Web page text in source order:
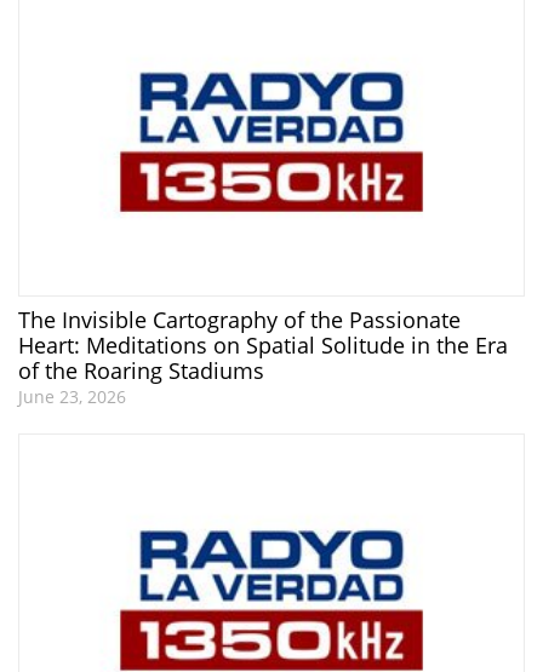
The Invisible Cartography of the Passionate
Heart: Meditations on Spatial Solitude in the Era
of the Roaring Stadiums
June 23, 2026